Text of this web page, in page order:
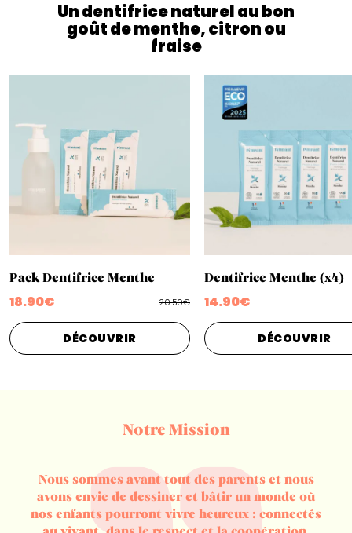
Un dentifrice naturel au bon
goût de menthe, citron ou
fraise
Pack Dentifrice Menthe
18.90€ 20.50€
DÉCOUVRIR
Dentifrice Menthe (x4)
14.90€
DÉCOUVRIR
Notre Mission
Nous sommes avant tout des parents et nous
avons envie de dessiner et bâtir un monde où
nos enfants pourront vivre heureux : connectés